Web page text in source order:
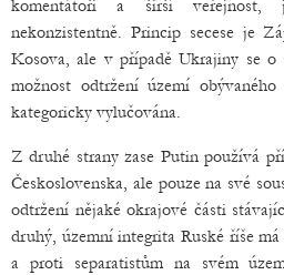
komentátoři a širší
nekonzistentně. Princip secese je
Kosova, ale v případě Ukrajiny se o
možnost odtržení území
kategoricky vylučována.
Z druhé strany zase Putin používá
Československa, ale pouze na své
odtržení nějaké okrajové části
druhý, územní integrita Ruské říše
a proti separatistům na svém